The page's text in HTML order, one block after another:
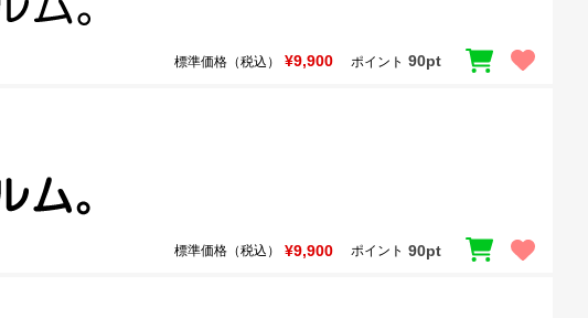
標準価格（税込） ¥9,900 ポイント 90pt
標準価格（税込） ¥9,900 ポイント 90pt